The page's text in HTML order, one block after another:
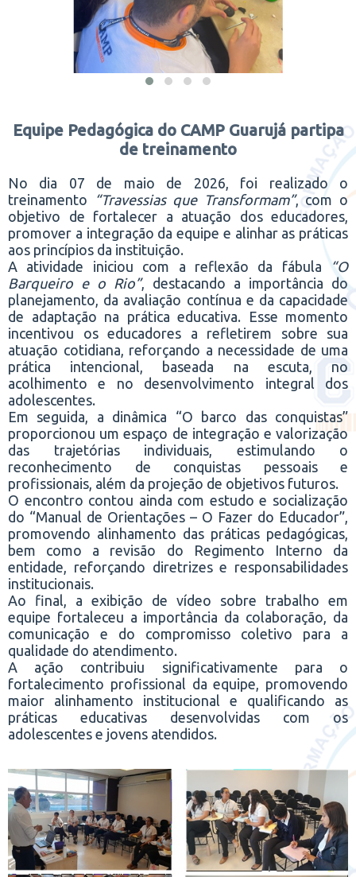
Equipe Pedagógica do CAMP Guarujá partipa
de treinamento
No dia 07 de maio de 2026, foi realizado o
treinamento
“Travessias que Transformam”, com o
objetivo de fortalecer a atuação dos educadores,
promover a integração da equipe e alinhar as práticas
aos princípios da instituição.
A atividade iniciou com a reflexão da fábula
“O
Barqueiro e o Rio”, destacando a importância do
planejamento, da avaliação contínua e da capacidade
de adaptação na prática educativa. Esse momento
incentivou os educadores a refletirem sobre sua
atuação cotidiana, reforçando a necessidade de uma
prática intencional, baseada na escuta, no
acolhimento e no desenvolvimento integral dos
adolescentes.
Em seguida, a dinâmica “O barco das conquistas”
proporcionou um espaço de integração e valorização
das trajetórias individuais, estimulando o
reconhecimento de conquistas pessoais e
profissionais, além da projeção de objetivos futuros.
O encontro contou ainda com estudo e socialização
do “Manual de Orientações – O Fazer do Educador”,
promovendo alinhamento das práticas pedagógicas,
bem como a revisão do Regimento Interno da
entidade, reforçando diretrizes e responsabilidades
institucionais.
Ao final, a exibição de vídeo sobre trabalho em
equipe fortaleceu a importância da colaboração, da
comunicação e do compromisso coletivo para a
qualidade do atendimento.
A ação contribuiu significativamente para o
fortalecimento profissional da equipe, promovendo
maior alinhamento institucional e qualificando as
práticas educativas desenvolvidas com os
adolescentes e jovens atendidos.